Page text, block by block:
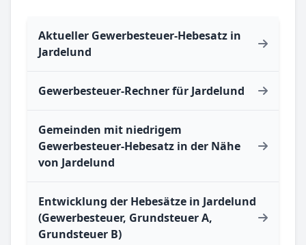
Aktueller Gewerbesteuer-Hebesatz in
Jardelund
Gewerbesteuer-Rechner für Jardelund
Gemeinden mit niedrigem
Gewerbesteuer-Hebesatz in der Nähe
von Jardelund
Entwicklung der Hebesätze in Jardelund
(Gewerbesteuer, Grundsteuer A,
Grundsteuer B)